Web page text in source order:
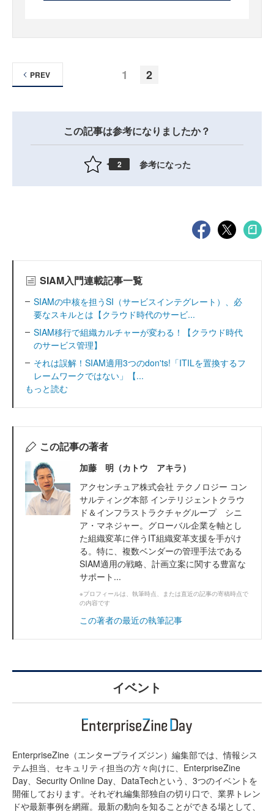
1 2
PREV
この記事は参考になりましたか？
2 参考になった
SIAM入門連載記事一覧
SIAMの中核を担うSI（サービスインテグレート）、必
要なスキルとは【クラウド時代のサービ...
SIAM移行で組織カルチャーが変わる！【クラウド時代
のサービス管理】
それは誤解！SIAM適用3つのdon'ts!「ITILを置換するフ
レームワークではない」【...
もっと読む
この記事の著者
加藤 明（カトウ アキラ）
アクセンチュア株式会社 テクノロジー コン
サルティング本部 インテリジェントクラウ
ド＆インフラストラクチャグループ シニ
ア・マネジャー。グローバル企業を軸とし
た組織変革に伴うIT組織変革支援を手がけ
る。特に、複数ベンダーの管理手法である
SIAM適用の戦略、計画立案に関する豊富な
サポート...
※プロフィールは、執筆時点、または直近の記事の寄稿時点で
の内容です
この著者の最近の執筆記事
イベント
EnterpriseZine（エンタープライズジン）編集部では、情報シス
テム担当、セキュリティ担当の方々向けに、EnterpriseZine
Day、Security Online Day、DataTechという、3つのイベントを
開催しております。それぞれ編集部独自の切り口で、業界トレン
ドや最新事例を網羅。最新の動向を知ることができる場として、